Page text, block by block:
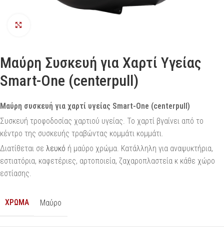
Μαύρη Συσκευή για Χαρτί Υγείας
Smart-One (centerpull)
Μαύρη συσκευή για χαρτί υγείας Smart-One (centerpull)
Συσκευή τροφοδοσίας χαρτιού υγείας. Το χαρτί βγαίνει από το
κέντρο της συσκευής τραβώντας κομμάτι κομμάτι.
Διατίθεται σε λευκό ή μαύρο χρώμα. Κατάλληλη για αναψυκτήρια,
εστιατόρια, καφετέριες, αρτοποιεία, ζαχαροπλαστεία κ κάθε χώρο
εστίασης.
ΧΡΏΜΑ Μαύρο